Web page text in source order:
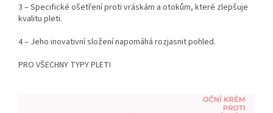
3 – Specifické ošetření proti vráskám a otokům, které zlepšuje
kvalitu pleti.
4 – Jeho inovativní složení napomáhá rozjasnit pohled.
PRO VŠECHNY TYPY PLETI